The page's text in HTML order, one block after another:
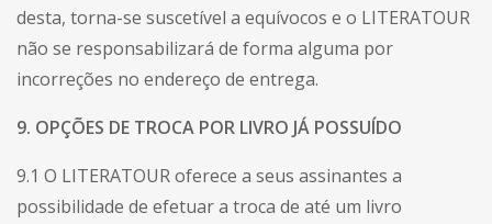
desta, torna-se suscetível a equívocos e o LITERATOUR
não se responsabilizará de forma alguma por
incorreções no endereço de entrega.
9. OPÇÕES DE TROCA POR LIVRO JÁ POSSUÍDO
9.1 O LITERATOUR oferece a seus assinantes a
possibilidade de efetuar a troca de até um livro